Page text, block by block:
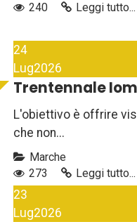
240
Leggi tutto...
24
Lug2026
Trentennale
L'obiettivo è offrire
che non...
Marche
273
Leggi tutto...
23
Lug2026